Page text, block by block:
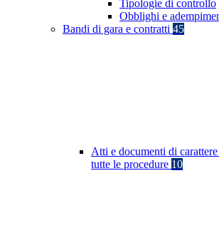
Tipologie di controllo
Obblighi e
Bandi di gara e contratti 45
Atti e documenti di
tutte le procedure 10